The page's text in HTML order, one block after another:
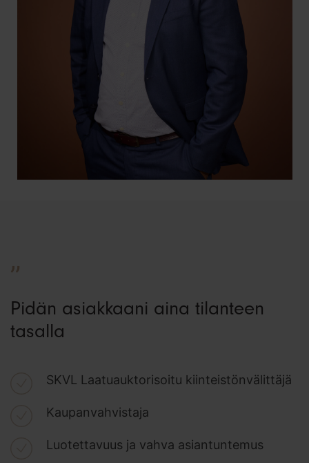
”
Pidän asiakkaani aina tilanteen
tasalla
SKVL Laatuauktorisoitu kiinteistönvälittäjä
Kaupanvahvistaja
Luotettavuus ja vahva asiantuntemus